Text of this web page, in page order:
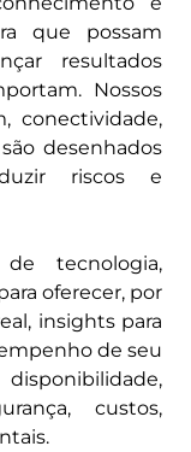
que possam
resultados
Nossos
conectividade,
desenhados
riscos e
tecnologia,
oferecer, por
insights para
de seu
custos,